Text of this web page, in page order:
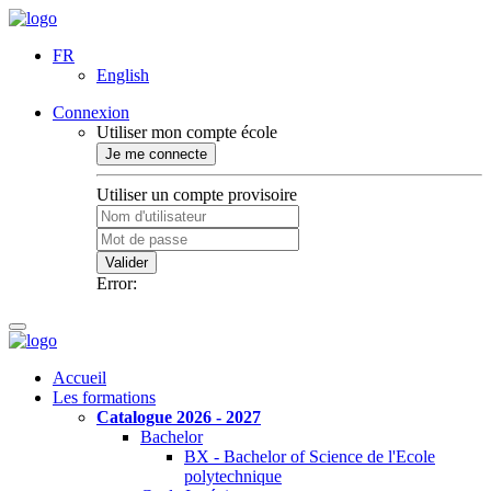
FR
English
Connexion
Utiliser mon compte école
Je me connecte
Utiliser un compte provisoire
Valider
Error:
Accueil
Les formations
Catalogue 2026 - 2027
Bachelor
BX - Bachelor of Science de l'Ecole
polytechnique